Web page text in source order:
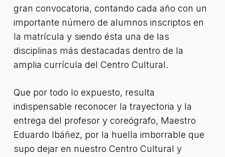
gran convocatoria, contando cada año con un
importante número de alumnos inscriptos en
la matrícula y siendo ésta una de las
disciplinas más destacadas dentro de la
amplia currícula del Centro Cultural.
Que por todo lo expuesto, resulta
indispensable reconocer la trayectoria y la
entrega del profesor y coreógrafo, Maestro
Eduardo Ibáñez, por la huella imborrable que
supo dejar en nuestro Centro Cultural y